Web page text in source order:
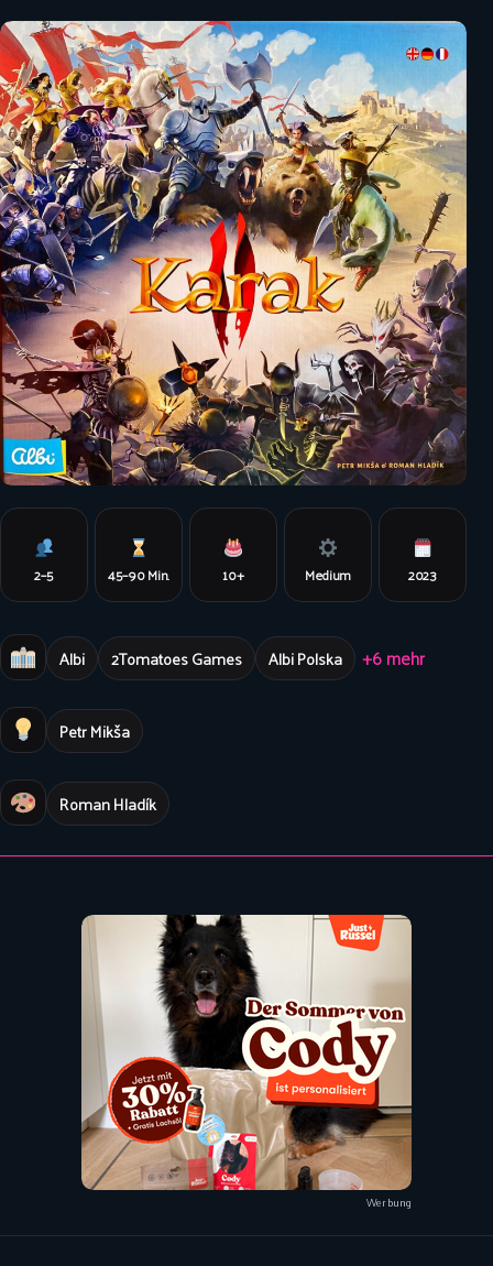
2–5 45–90 Min. 10+ Medium 2023
Albi 2Tomatoes Games Albi Polska +6 mehr
Petr Mikša
Roman Hladík
Werbung